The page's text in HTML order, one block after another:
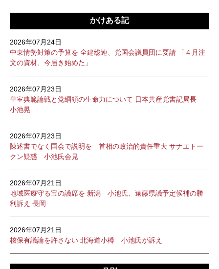
かけある記
2026年07月24日
中東情勢対策の予算を 全建総連、党国会議員団に要請 「４月注
文の資材、今届き始めた」
2026年07月23日
皇室典範論戦と党綱領の生命力について 日本共産党書記局長
小池晃
2026年07月23日
陳述書でなく国会で説明を 首相の政治的責任重大 サナエトー
クン疑惑 小池氏会見
2026年07月21日
地域医療守る宝の議席を 新潟 小池氏、遠藤県議予定候補の勝
利訴え 長岡
2026年07月21日
核保有議論を許さない 北海道小樽 小池氏が訴え